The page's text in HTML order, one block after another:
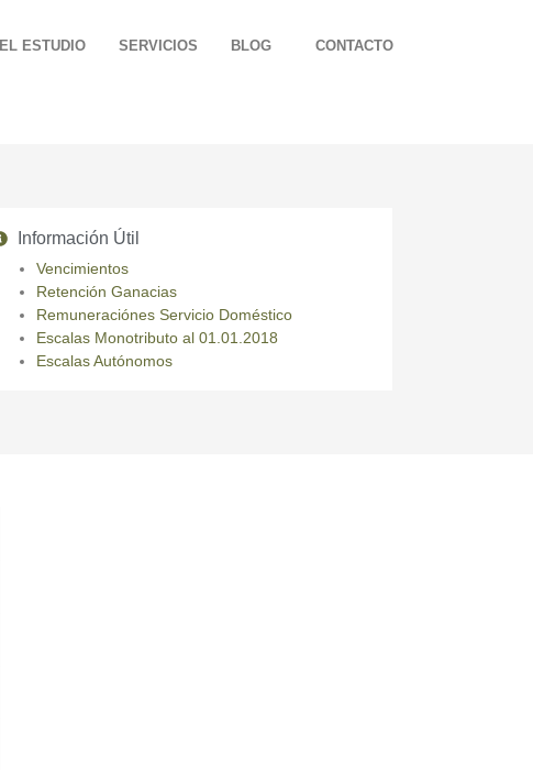
EL ESTUDIO SERVICIOS BLOG CONTACTO
Información Útil
Vencimientos
Retención Ganacias
Remuneraciónes Servicio Doméstico
Escalas Monotributo al 01.01.2018
Escalas Autónomos